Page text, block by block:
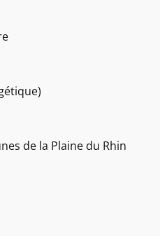
de la Plaine du Rhin